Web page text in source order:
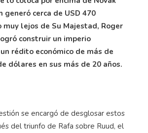
generó cerca de USD 470
lejos de Su Majestad, Roger
construir un imperio
rédito económico de más de
dólares en sus más de 20 años.
se encargó de desglosar estos
del triunfo de Rafa sobre Ruud, el